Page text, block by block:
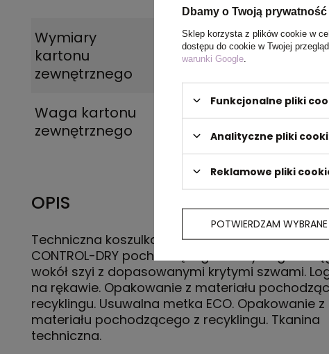
Wymiary
kartonu
zewnętrznego
44 x 32 x 17 cm
Waga kartonu
zewnętrznego
OPIS
Techniczna koszulka z krótkim rękawem z
CONTROL-DRY pochodzącego z recyklingu.
wokół szyi z dopasowanymi krytymi szwami.
na rękawie. Opakowanie z materiału
recyklingu. Usuwalna metka ECO. Opakowanie z
materiału pochodzącego z recyklingu. Tkanina
techniczna.
Dbamy o Twoją prywatność
Sklep korzysta z plików cookie w
dostępu do cookie w Twojej
warunki Google
Funkcjonalne pliki
Analityczne pliki
Reklamowe pliki
POTWIERDZAM WYBRANE